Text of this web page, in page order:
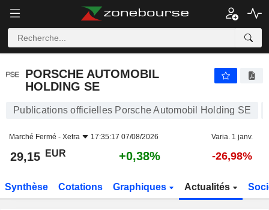
PORSCHE AUTOMOBIL
HOLDING SE
Publications officielles Porsche Automobil Holding SE
Marché Fermé - Xetra 17:35:17 07/08/2026 Varia. 1 janv.
29,15 EUR +0,38% -26,98%
Synthèse Cotations Graphiques Actualités